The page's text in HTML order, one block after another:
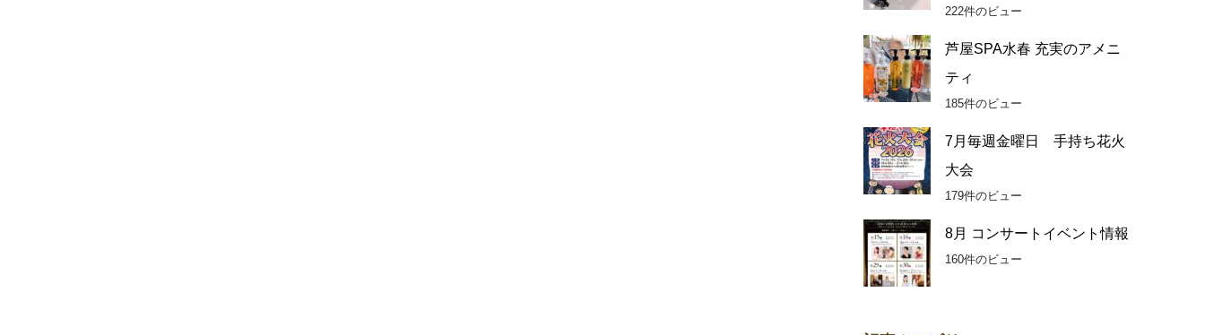
222件のビュー
芦屋SPA水春 充実のアメニ
ティ
185件のビュー
7月毎週金曜日 手持ち花火
大会
179件のビュー
8月 コンサートイベント情報
160件のビュー